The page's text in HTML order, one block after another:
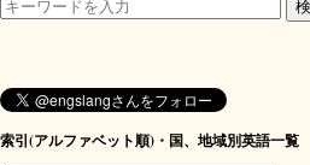
索引(アルファベット順)・国、地域別英語一覧